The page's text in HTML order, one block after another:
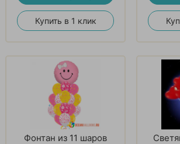
Купить в 1 клик
Фонтан из 11 шаров